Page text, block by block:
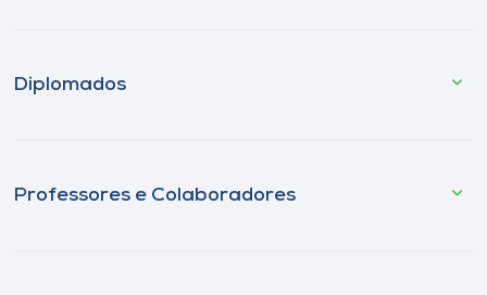
Diplomados
Professores e Colaboradores